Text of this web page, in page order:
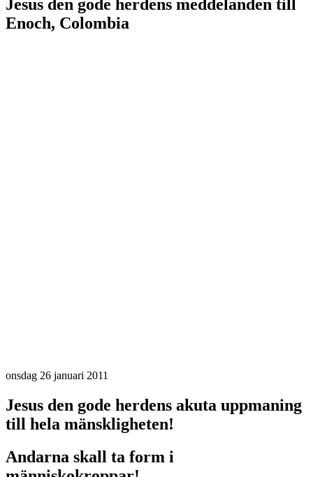
Jesus den gode herdens meddelanden till
Enoch, Colombia
onsdag 26 januari 2011
Jesus den gode herdens akuta uppmaning
till hela mänskligheten!
Andarna skall ta form i